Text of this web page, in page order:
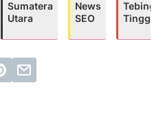
Sumatera
Utara
News
SEO
Tebing
Tinggi